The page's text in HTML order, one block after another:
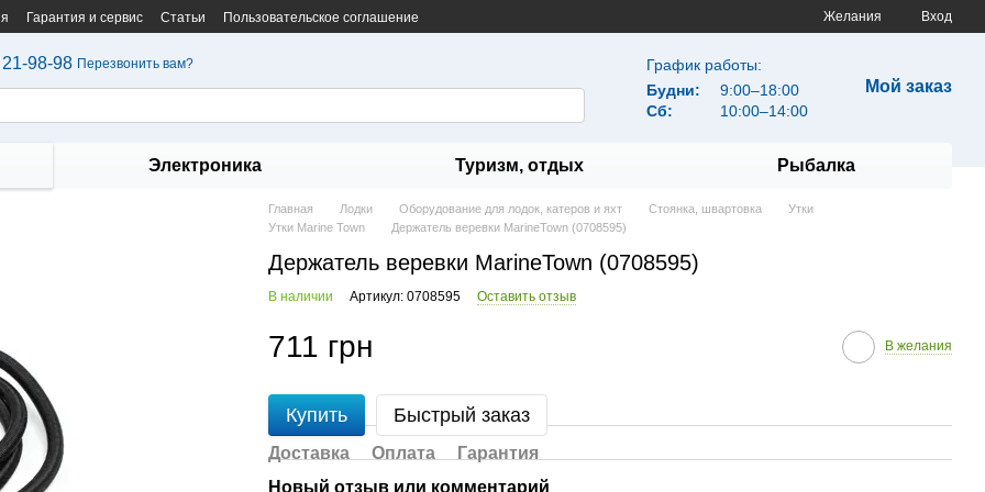
Гарантия и сервис Статьи Пользовательское соглашение Желания Вход
98-98 Перезвонить вам?
График работы:
Будни:
9:00–18:00
Сб:
10:00–14:00
Мой заказ
Электроника Туризм, отдых Рыбалка
Главная Лодки Оборудование для лодок, катеров и яхт Стоянка, швартовка
Утки
Утки Marine Town
Держатель веревки MarineTown (0708595)
Держатель веревки MarineTown (0708595)
В наличии Артикул: 0708595 Оставить отзыв
711 грн В желания
Купить Быстрый заказ
Доставка Оплата
Гарантия
Новый отзыв или комментарий